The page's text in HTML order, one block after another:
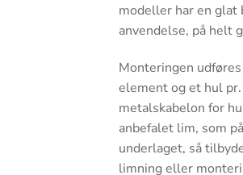
modeller har en glat
anvendelse, på helt
Monteringen
element og et hul
metalskabelon for
anbefalet lim, som
underlaget, så
limning eller